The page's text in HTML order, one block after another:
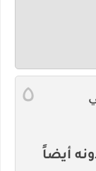
٥
أيضاً